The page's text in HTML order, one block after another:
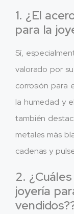
1. ¿El
para la
Sí,
valorado por
corrosión para
la humedad y
también
metales más
cadenas y
2.
joyería